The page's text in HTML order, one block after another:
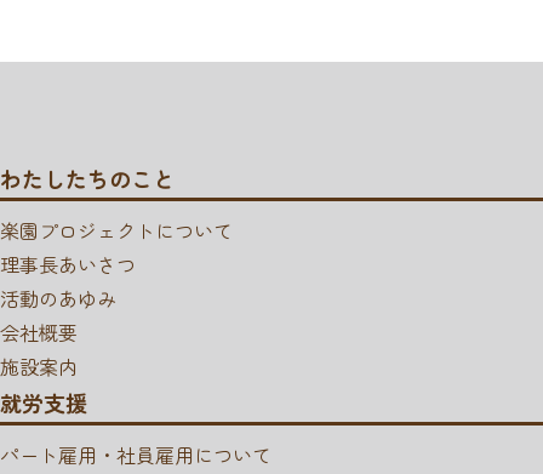
わたしたちのこと
楽園プロジェクトについて
理事長あいさつ
活動のあゆみ
会社概要
施設案内
就労支援
パート雇用・社員雇用について